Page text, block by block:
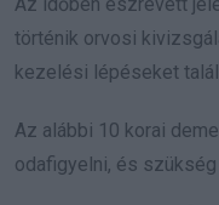
történik orvosi
kezelési lépéseket
Az alábbi 10 korai
odafigyelni, és